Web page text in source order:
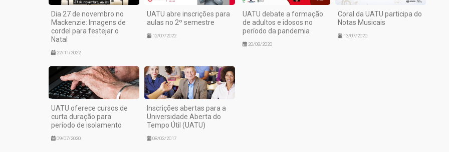
Dia 27 de novembro no
Mackenzie: Imagens de
cordel para festejar o
Natal
22/11/2022
UATU abre inscrições para
aulas no 2º semestre
12/07/2022
UATU debate a formação
de adultos e idosos no
período da pandemia
20/08/2020
Coral da UATU participa do
Notas Musicais
13/07/2020
UATU oferece cursos de
curta duração para
período de isolamento
09/07/2020
Inscrições abertas para a
Universidade Aberta do
Tempo Útil (UATU)
08/02/2017